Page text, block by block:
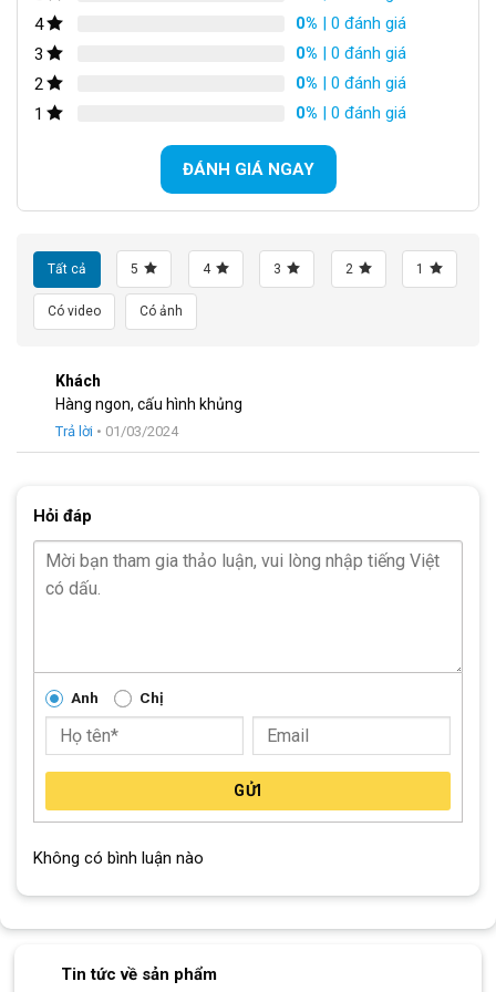
Gạt đĩa Shimano Tiagra 2S
Xe Đạp Đua Satako Mumar sở hữu hệ thống đùm trước và đùm
sau làm từ nhôm. Đùi đĩa Prowheel RPL, líp Sunshine 11 tầng
28T và xích KMC 10 tốc độ, đảm bảo chuyển động luôn mượt
Líp Sunshine 11 tầng 28T
Xem thêm: Mua
Phanh đĩa dầu đường kính 160mm
Hệ thống phanh đĩa dầu đường kính 160mm trên Xe Đạp Đua
4
0% | 0 đánh giá
3
0% | 0 đánh giá
2
0% | 0 đánh giá
1
0% | 0 đánh giá
ĐÁNH GIÁ NGAY
Tất cả 5 4 3 2 1
Có video Có ảnh
Khách
Hàng ngon, cấu hình khủng
Trả lời • 01/03/2024
Hỏi đáp
Anh Chị
GỬI
Không có bình luận nào
Tin tức về sản phẩm